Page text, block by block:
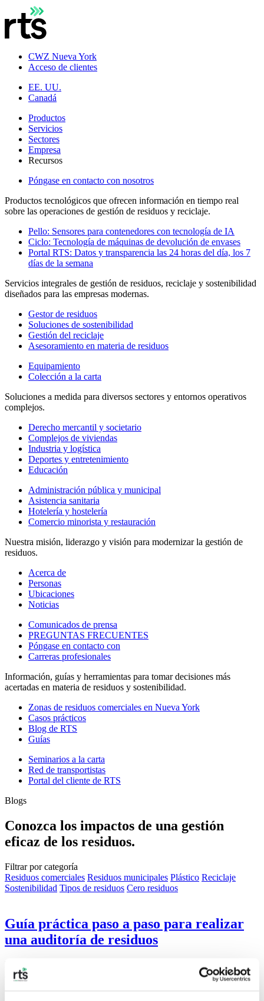
CWZ Nueva York
Acceso de clientes
EE. UU.
Canadá
Productos
Servicios
Sectores
Empresa
Recursos
Póngase en contacto con nosotros
Productos tecnológicos que ofrecen información en tiempo real
sobre las operaciones de gestión de residuos y reciclaje.
Pello: Sensores para contenedores con tecnología de IA
Ciclo: Tecnología de máquinas de devolución de envases
Portal RTS: Datos y transparencia las 24 horas del día, los 7
días de la semana
Servicios integrales de gestión de residuos, reciclaje y sostenibilidad
diseñados para las empresas modernas.
Gestor de residuos
Soluciones de sostenibilidad
Gestión del reciclaje
Asesoramiento en materia de residuos
Equipamiento
Colección a la carta
Soluciones a medida para diversos sectores y entornos operativos
complejos.
Derecho mercantil y societario
Complejos de viviendas
Industria y logística
Deportes y entretenimiento
Educación
Administración pública y municipal
Asistencia sanitaria
Hotelería y hostelería
Comercio minorista y restauración
Nuestra misión, liderazgo y visión para modernizar la gestión de
residuos.
Acerca de
Personas
Ubicaciones
Noticias
Comunicados de prensa
PREGUNTAS FRECUENTES
Póngase en contacto con
Carreras profesionales
Información, guías y herramientas para tomar decisiones más
acertadas en materia de residuos y sostenibilidad.
Zonas de residuos comerciales en Nueva York
Casos prácticos
Blog de RTS
Guías
Seminarios a la carta
Red de transportistas
Portal del cliente de RTS
Blogs
Conozca los impactos de una gestión
eficaz de los residuos.
Filtrar por categoría
Residuos comerciales Residuos municipales Plástico Reciclaje
Sostenibilidad Tipos de residuos Cero residuos
Guía práctica paso a paso para realizar
una auditoría de residuos
Los estadounidenses generan 2,2 kg de residuos al día. Realizar una
auditoría de residuos es un paso fundamental para reducir este